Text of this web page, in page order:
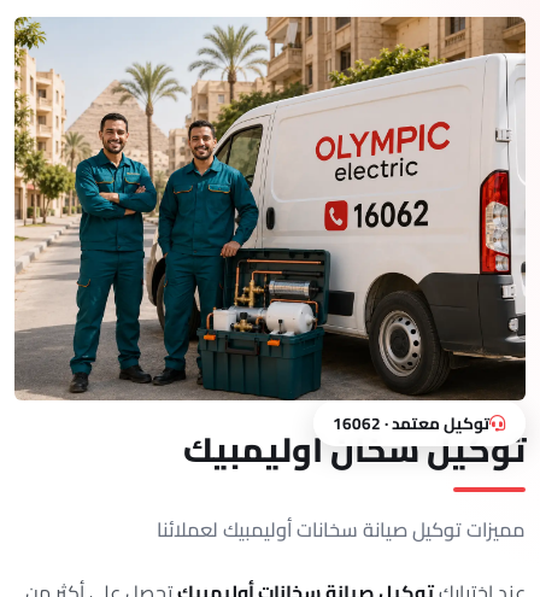
توكيل معتمد · 16062
توكيل سخان اوليمبيك
مميزات توكيل صيانة سخانات أوليمبيك لعملائنا